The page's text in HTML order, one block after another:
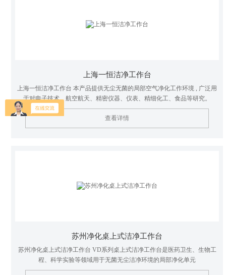
上海一恒洁净工作台
上海一恒洁净工作台 本产品提供无尘无菌的局部空气净化工作环境 , 广泛用
于对电子技术、航空航天、精密仪器、仪表、精细化工、食品等研究。
查看详情
苏州净化桌上式洁净工作台
苏州净化桌上式洁净工作台 VD系列桌上式洁净工作台是医药卫生、生物工
程、科学实验等领域用于无菌无尘洁净环境的局部净化单元